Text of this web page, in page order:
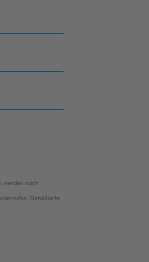
werden nach
Detaillierte